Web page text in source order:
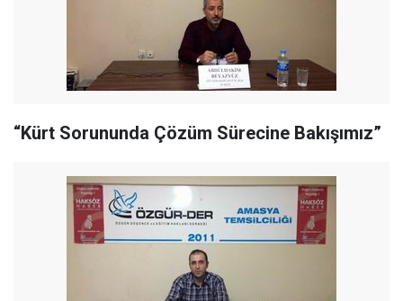
“Kürt Sorununda Çözüm Sürecine Bakışımız”